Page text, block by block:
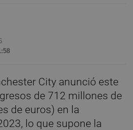
City anunció este
de 712 millones de
de euros) en la
lo que supone la